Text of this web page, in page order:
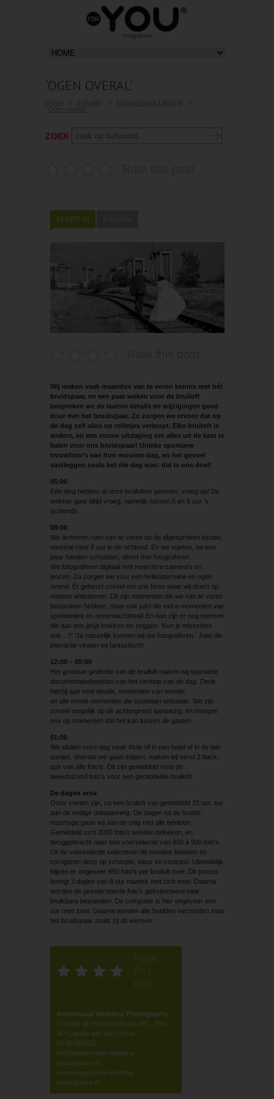
‘OGEN OVERAL’
ZOEK
15 MRT 18
Wij maken vaak maanden van te voren kennis met hét
bruidspaar, en een paar weken voor de bruiloft
bespreken we de laatste details en wijzigingen goed
door met het bruidspaar. Zo zorgen we ervoor dat op
de dag zelf alles op rolletjes verloopt. Elke bruiloft is
anders, en een mooie uitdaging om alles uit de kast te
halen voor ons bruidspaar! Unieke spontane
trouwfoto’s van hun mooiste dag, en het gevoel
vastleggen zoals het die dag was: dat is ons doel!
05:00
Eén ding hebben al onze bruiloften gemeen: vroeg op! De
wekker gaat áltijd vroeg, namelijk tussen 5 en 6 uur ’s
ochtends.
08:00
We arriveren ruim van te voren op de afgesproken locatie,
meestal rond 8 uur in de ochtend. En we starten, na een
paar handen schudden, direct met fotograferen.
We fotograferen digitaal met meerdere camera’s en
lenzen. Zo zorgen we voor een helikopterview en ogen
overal. Er gebeurt zoveel om ons heen waar wij direct op
moeten anticiperen. Dit zijn momenten die we van te voren
besproken hebben, maar ook juist die extra momenten van
spontaniteit en onverwachtheid! En dan zijn er nog mensen
die aan ons jasje trekken en zeggen: ‘Kun je misschien
ook…?’ ‘Ja natuurlijk kunnen wij dat fotograferen.’ Juist die
interactie vinden wij fantastisch!
12:00 – 00:00
Het grootste gedeelte van de bruiloft maken wij spontane
documentairebeelden van het verloop van de dag. Denk
hierbij aan veel details, momenten van emotie,
en alle mooie momenten die spontaan ontstaan. We zijn
zoveel mogelijk op de achtergrond aanwezig, en mengen
ons op momenten dat het kan tussen de gasten.
01:00
We sluiten onze dag vaak thuis of in een hotel af in de late
uurtjes. Voordat we gaan slapen, maken wij eerst 2 back-
ups van alle foto’s. Dit zijn gemiddeld rond de
tweeduizend foto’s voor een gemiddelde bruiloft!
De dagen erna
Onze voeten zijn, na een bruiloft van gemiddeld 15 uur, toe
aan de nodige ontspanning. De dagen na de bruids­
reportage gaan wij aan de slag met alle beelden.
Gemiddeld zo’n 2000 foto’s worden bekeken, en
teruggebracht naar een voorselectie van 800 à 900 foto’s.
Uit de voorselectie selecteren de mooiste beelden en
corrigeren deze op scherpte, kleur en contrast. Uiteindelijk
blijven er ongeveer 650 foto’s per bruiloft over. Dit proces
brengt 3 dagen van 8 uur nawerk met zich mee. Daarna
worden de geselecteerde foto’s geëxporteerd naar
bruikbare bestanden. De computer is hier ongeveer een
uur mee zoet. Daarna worden alle beelden verzonden naar
het bruidspaar zoals zij dit wensen.
Ampersand Wedding Photography
Cornelis de Houtmanstraat 38C, 2901
AD Capelle aan den IJssel
06-81290322
info@ampersand-wedding-
photography.nl
www.ampersand-wedding-
photography.nl